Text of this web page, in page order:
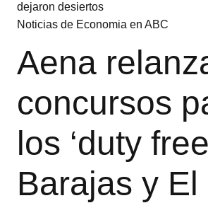
dejaron desiertos
Noticias de Economia en ABC
Aena
concursos
los ‘duty
Barajas y El